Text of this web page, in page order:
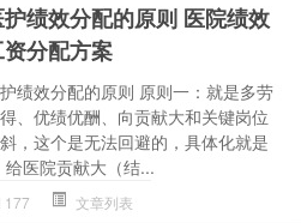
护绩效分配的原则 医院绩效
分配方案
绩效分配的原则 原则一：就是多劳
、优绩优酬、向贡献大和关键岗位
，这个是无法回避的，具体化就是
医院贡献大（结...
177 文章列表